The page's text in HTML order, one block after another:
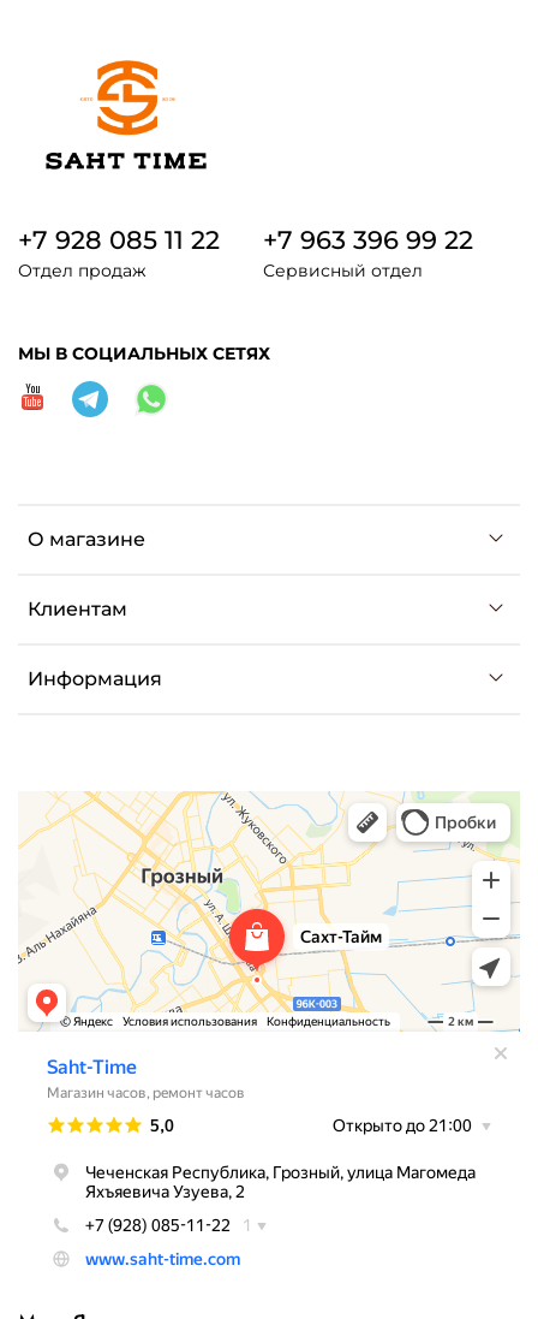
О магазине
Клиентам
Информация
+7 928 085 11 22
Отдел продаж
+7 963 396 99 22
Сервисный отдел
МЫ В СОЦИАЛЬНЫХ СЕТЯХ